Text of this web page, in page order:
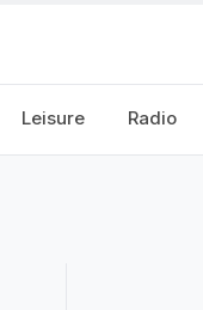
Leisure Radio